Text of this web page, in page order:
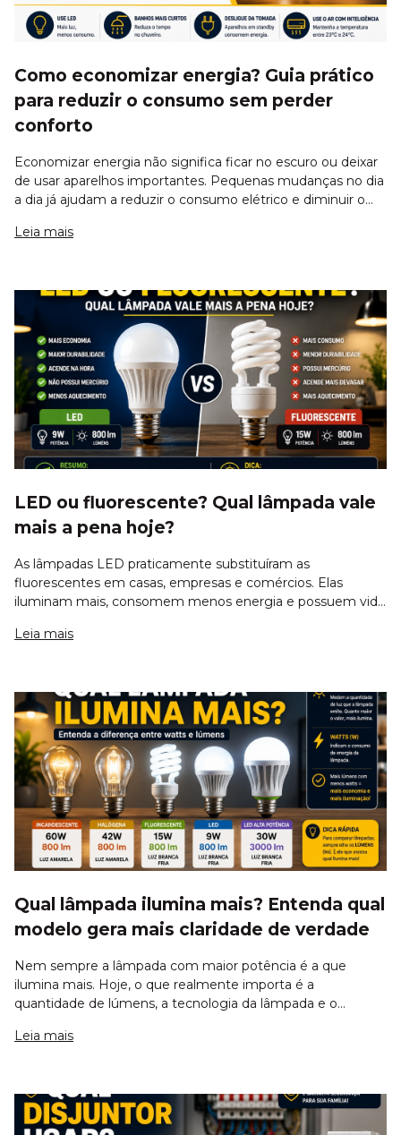
Como economizar energia? Guia prático
para reduzir o consumo sem perder
conforto
Economizar energia não significa ficar no escuro ou deixar
de usar aparelhos importantes. Pequenas mudanças no dia
a dia já ajudam a reduzir o consumo elétrico e diminuir o
hábitos inteligentes e m
Leia mais
LED ou fluorescente? Qual lâmpada vale
mais a pena hoje?
As lâmpadas LED praticamente substituíram as
fluorescentes em casas, empresas e comércios. Elas
iluminam mais, consomem menos energia e possuem vida
dúvidas sobre qual tecnologia compensa mais.
Leia mais
Qual lâmpada ilumina mais? Entenda qual
modelo gera mais claridade de verdade
Nem sempre a lâmpada com maior potência é a que
ilumina mais. Hoje, o que realmente importa é a
quantidade de lúmens, a tecnologia da lâmpada e o
conseguem gerar muito mais iluminação consumindo
Leia mais